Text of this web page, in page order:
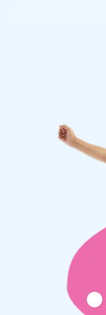
Sicherheit
wissen: Unsere
Qualitätsnorm
ein Logbuch und
damit die
an anderen
schnell
Sicherheit
Unsere